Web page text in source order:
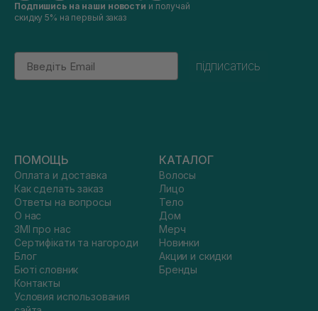
Подпишись на наши новости и получай
скидку 5% на первый заказ
Email
підписатись
ПОМОЩЬ
Оплата и доставка
Как сделать заказ
Ответы на вопросы
О нас
ЗМІ про нас
Сертифікати та нагороди
Блог
Бюті словник
Контакты
Условия использования
КАТАЛОГ
Волосы
Лицо
Тело
Дом
Мерч
Новинки
Акции и скидки
Бренды